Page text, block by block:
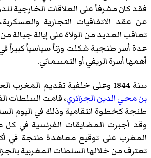
فقد كان مشرفاً على العلاقات الخارجية
عن عقد الاتفاقيات التجارية
تعاقب العديد من الولاة على إيالة جبالة
عدة أسر طنجية شكلت وزناً سياسياً
أهمها أسرة الريفي أو التمسماني.
سنة 1844 وعلى خلفية تقديم المغرب العون للأمير
بن محي الدين الجزائري، قامت السلطات
وقد أجبرت المضايقات الفرنسية في
المغرب على توقيع معاهدة طنجة في
تعترف من خلالها السلطات المغربية